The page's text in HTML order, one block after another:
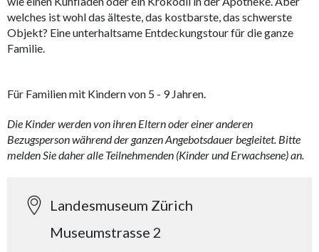
welches ist wohl das älteste, das kostbarste, das schwerste
Objekt? Eine unterhaltsame Entdeckungstour für die ganze
Familie.
Für Familien mit Kindern von 5 - 9 Jahren.
Die Kinder werden von ihren Eltern oder einer anderen
Bezugsperson während der ganzen Angebotsdauer begleitet. Bitte
melden Sie daher alle Teilnehmenden (Kinder und Erwachsene) an.
Landesmuseum Zürich
Museumstrasse 2